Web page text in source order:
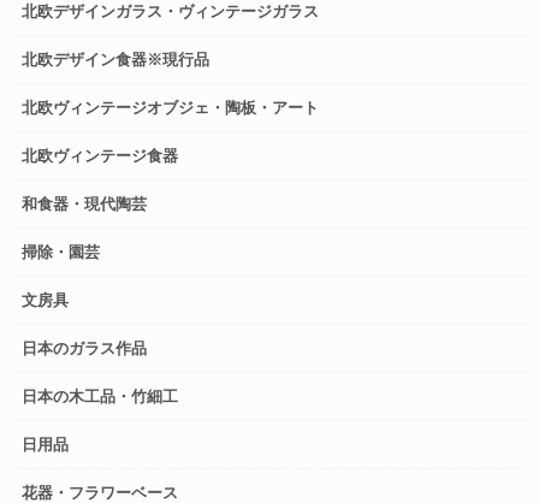
北欧デザインガラス・ヴィンテージガラス
北欧デザイン食器※現行品
北欧ヴィンテージオブジェ・陶板・アート
北欧ヴィンテージ食器
和食器・現代陶芸
掃除・園芸
文房具
日本のガラス作品
日本の木工品・竹細工
日用品
花器・フラワーベース